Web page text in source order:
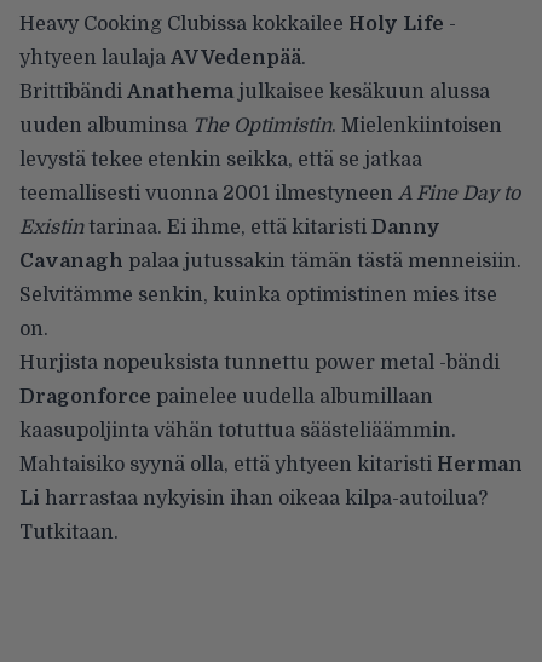
Heavy Cooking Clubissa kokkailee Holy Life -
yhtyeen laulaja AV Vedenpää.
Brittibändi Anathemajulkaisee kesäkuun alussa
uuden albuminsa The Optimistin. Mielenkiintoisen
levystä tekee etenkin seikka, että se jatkaa
teemallisesti vuonna 2001 ilmestyneen A Fine Day to
Existintarinaa. Ei ihme, että kitaristi Danny
Cavanagh palaa jutussakin tämän tästä menneisiin.
Selvitämme senkin, kuinka optimistinen mies itse
on.
Hurjista nopeuksista tunnettu power metal -bändi
Dragonforce painelee uudella albumillaan
kaasupoljinta vähän totuttua säästeliäämmin.
Mahtaisiko syynä olla, että yhtyeen kitaristi Herman
Li harrastaa nykyisin ihan oikeaa kilpa-autoilua?
Tutkitaan.